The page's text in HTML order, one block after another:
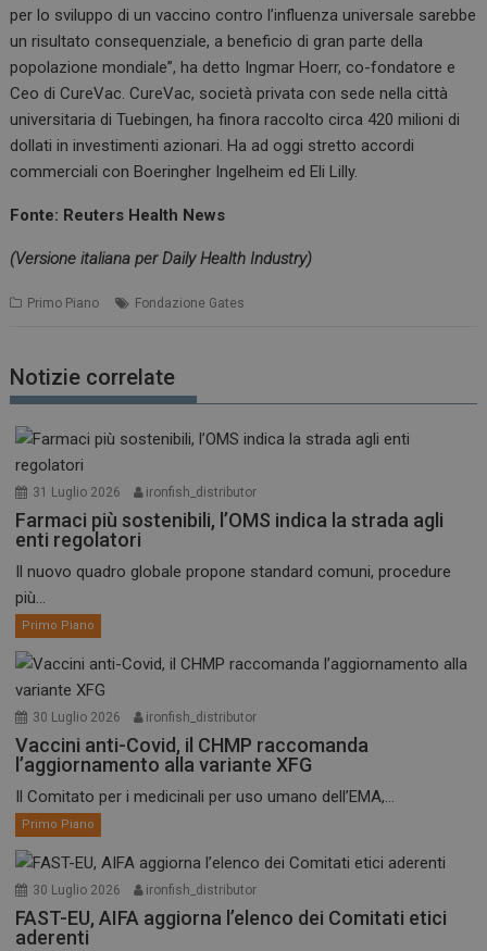
per lo sviluppo di un vaccino contro l’influenza universale sarebbe
un risultato consequenziale, a beneficio di gran parte della
popolazione mondiale”, ha detto Ingmar Hoerr, co-fondatore e
Ceo di CureVac. CureVac, società privata con sede nella città
universitaria di Tuebingen, ha finora raccolto circa 420 milioni di
dollati in investimenti azionari. Ha ad oggi stretto accordi
commerciali con Boeringher Ingelheim ed Eli Lilly.
Fonte: Reuters Health News
(Versione italiana per Daily Health Industry)
Primo Piano Fondazione Gates
Notizie correlate
31 Luglio 2026 ironfish_distributor
Farmaci più sostenibili, l’OMS indica la strada agli
enti regolatori
Il nuovo quadro globale propone standard comuni, procedure
più...
Primo Piano
30 Luglio 2026 ironfish_distributor
Vaccini anti-Covid, il CHMP raccomanda
l’aggiornamento alla variante XFG
Il Comitato per i medicinali per uso umano dell’EMA,...
Primo Piano
30 Luglio 2026 ironfish_distributor
FAST-EU, AIFA aggiorna l’elenco dei Comitati etici
aderenti